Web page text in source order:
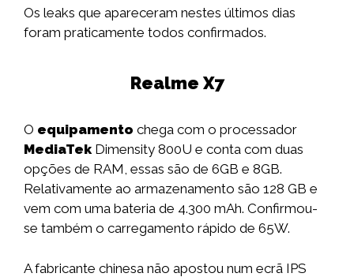
Os leaks que apareceram nestes últimos dias
foram praticamente todos confirmados.
Realme X7
O equipamento chega com o processador
MediaTekDimensity 800U e conta com duas
opções de RAM, essas são de 6GB e 8GB.
Relativamente ao armazenamento são 128 GB e
vem com uma bateria de 4.300 mAh. Confirmou-
se também o carregamento rápido de 65W.
A fabricante chinesa não apostou num ecrã IPS